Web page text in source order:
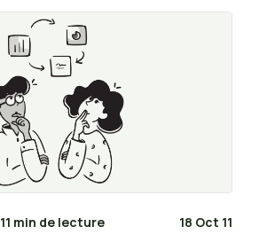
11 min de lecture 18 Oct 11